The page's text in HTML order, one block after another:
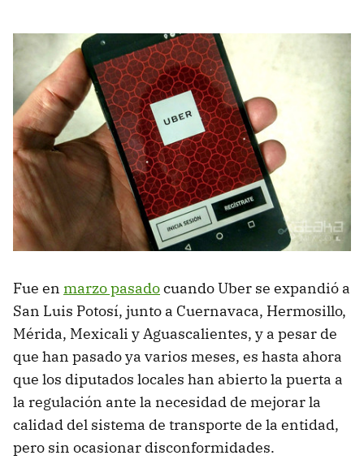
Fue en marzo pasadocuando Uber se expandió a
San Luis Potosí, junto a Cuernavaca, Hermosillo,
Mérida, Mexicali y Aguascalientes, y a pesar de
que han pasado ya varios meses, es hasta ahora
que los diputados locales han abierto la puerta a
la regulación ante la necesidad de mejorar la
calidad del sistema de transporte de la entidad,
pero sin ocasionar disconformidades.